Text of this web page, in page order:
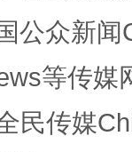
公众新
等传媒
民传媒